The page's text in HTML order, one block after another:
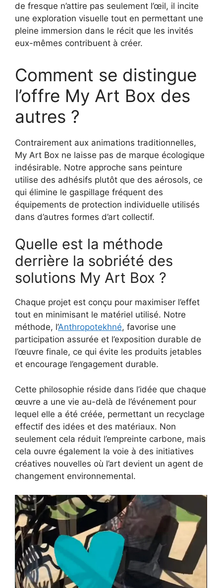
de fresque n’attire pas seulement l’œil, il incite
une exploration visuelle tout en permettant une
pleine immersion dans le récit que les invités
eux-mêmes contribuent à créer.
Comment se distingue
l’offre My Art Box des
autres ?
Contrairement aux animations traditionnelles,
My Art Box ne laisse pas de marque écologique
indésirable. Notre approche sans peinture
utilise des adhésifs plutôt que des aérosols, ce
qui élimine le gaspillage fréquent des
équipements de protection individuelle utilisés
dans d’autres formes d’art collectif.
Quelle est la méthode
derrière la sobriété des
solutions My Art Box ?
Chaque projet est conçu pour maximiser l’effet
tout en minimisant le matériel utilisé. Notre
méthode, l’Anthropotekhné, favorise une
participation assurée et l’exposition durable de
l’œuvre finale, ce qui évite les produits jetables
et encourage l’engagement durable.
Cette philosophie réside dans l’idée que chaque
œuvre a une vie au-delà de l’événement pour
lequel elle a été créée, permettant un recyclage
effectif des idées et des matériaux. Non
seulement cela réduit l’empreinte carbone, mais
cela ouvre également la voie à des initiatives
créatives nouvelles où l’art devient un agent de
changement environnemental.